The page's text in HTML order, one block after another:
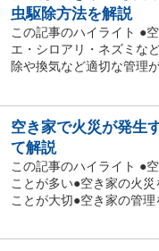
虫駆除方法を解説
この記事のハイライト ●
エ・シロアリ・ネズミな
除や換気など適切な管理
空き家で火災が発生
て解説
この記事のハイライト ●
ことが多い●空き家の火
ことが大切●空き家の管理